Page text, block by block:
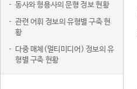
동사와 형용사의 문형 정보 현황
관련 어휘 정보의 유형별 구축 현
황
다중 매체(멀티미디어) 정보의 유
형별 구축 현황